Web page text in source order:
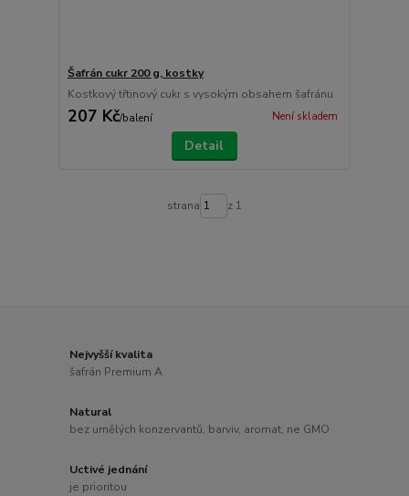
Šafrán cukr 200 g, kostky
Kostkový třtinový cukr s vysokým obsahem šafránu
207 Kč/balení Není skladem
Detail
strana z 1
Nejvyšší kvalita
šafrán Premium A
Natural
bez umělých konzervantů, barviv, aromat, ne GMO
Uctivé jednání
je prioritou